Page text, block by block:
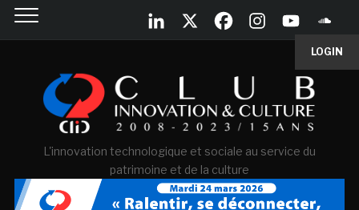
LOGIN
L'innovation technologique et sociale au service du
patrimoine et de la culture